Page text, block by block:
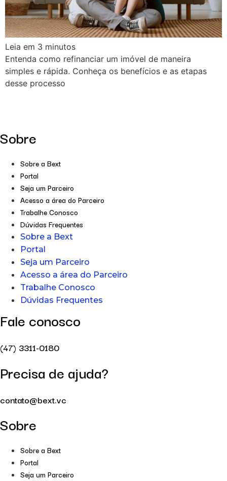
Leia em 3 minutos
Entenda como refinanciar um imóvel de maneira
simples e rápida. Conheça os benefícios e as etapas
desse processo
Sobre
Sobre a Bext
Portal
Seja um Parceiro
Acesso a área do Parceiro
Trabalhe Conosco
Dúvidas Frequentes
Sobre a Bext
Portal
Seja um Parceiro
Acesso a área do Parceiro
Trabalhe Conosco
Dúvidas Frequentes
Fale conosco
(47) 3311-0180
Precisa de ajuda?
contato@bext.vc
Sobre
Sobre a Bext
Portal
Seja um Parceiro